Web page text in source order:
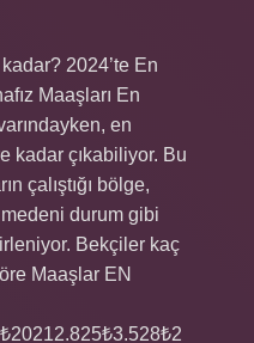
2024’te En
Maaşları En
en
kadar çıkabiliyor. Bu
çalıştığı bölge,
durum gibi
Bekçiler kaç
Maaşlar EN